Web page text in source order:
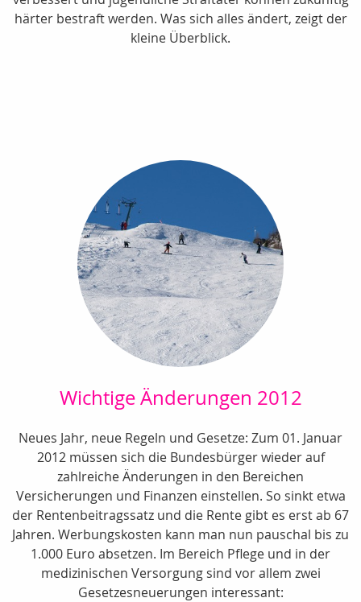
härter bestraft werden. Was sich alles ändert, zeigt der
kleine Überblick.
Wichtige Änderungen 2012
Neues Jahr, neue Regeln und Gesetze: Zum 01. Januar
2012 müssen sich die Bundesbürger wieder auf
zahlreiche Änderungen in den Bereichen
Versicherungen und Finanzen einstellen. So sinkt etwa
der Rentenbeitragssatz und die Rente gibt es erst ab 67
Jahren. Werbungskosten kann man nun pauschal bis zu
1.000 Euro absetzen. Im Bereich Pflege und in der
medizinischen Versorgung sind vor allem zwei
Gesetzesneuerungen interessant: